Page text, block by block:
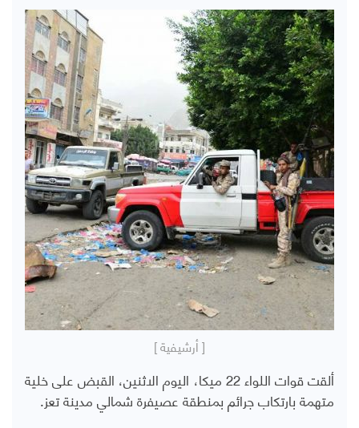
[ أرشيفية ]
ألقت قوات اللواء 22 ميكا، اليوم الاثنين، القبض على خلية
متهمة بارتكاب جرائم بمنطقة عصيفرة شمالي مدينة تعز.